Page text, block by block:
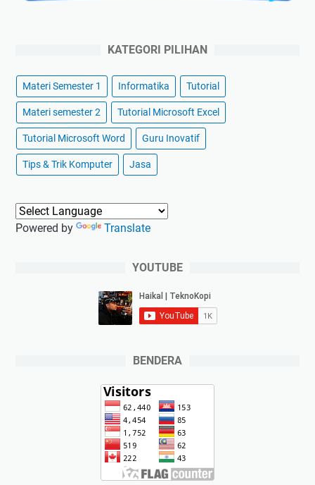
KATEGORI PILIHAN
Materi Semester 1 Informatika Tutorial
Materi semester 2 Tutorial Microsoft Excel
Tutorial Microsoft Word Guru Inovatif
Tips & Trik Komputer Jasa
Powered by Translate
YOUTUBE
BENDERA